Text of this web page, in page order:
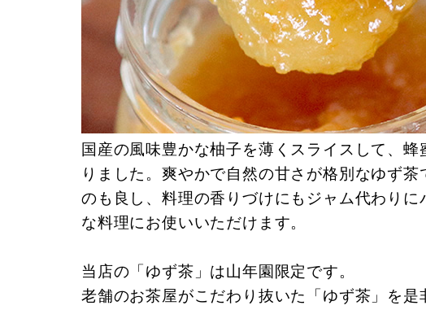
国産の風味豊かな柚子を薄くスライスして、
りました。爽やかで自然の甘さが格別なゆず
のも良し、料理の香りづけにもジャム代わり
な料理にお使いいただけます。
当店の「ゆず茶」は山年園限定です。
老舗のお茶屋がこだわり抜いた「ゆず茶」を是